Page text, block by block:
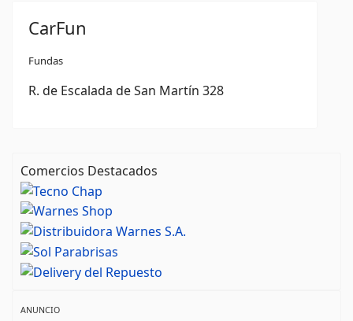
CarFun
Fundas
R. de Escalada de San Martín 328
Comercios Destacados
ANUNCIO